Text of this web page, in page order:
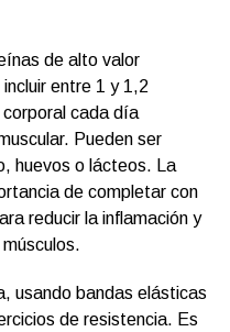
de alto valor
entre 1 y 1,2
cada día
Pueden ser
huevos o lácteos. La
de completar con
reducir la inflamación y
usando bandas elásticas
de resistencia. Es